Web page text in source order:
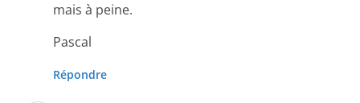
mais à peine.
Pascal
Répondre